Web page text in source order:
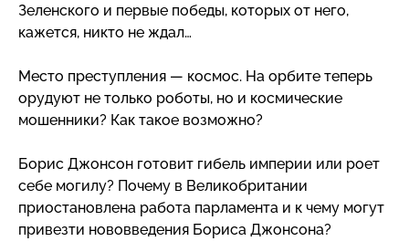
Зеленского и первые победы, которых от него,
кажется, никто не ждал…
Место преступления — космос. На орбите теперь
орудуют не только роботы, но и космические
мошенники? Как такое возможно?
Борис Джонсон готовит гибель империи или роет
себе могилу? Почему в Великобритании
приостановлена работа парламента и к чему могут
привезти нововведения Бориса Джонсона?